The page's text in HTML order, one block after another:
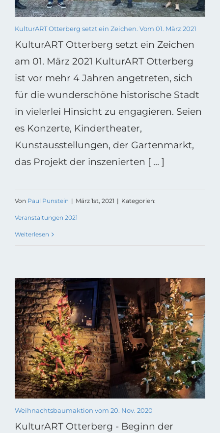
KulturART Otterberg setzt ein Zeichen. Vom 01. März 2021
KulturART Otterberg setzt ein Zeichen
am 01. März 2021 KulturART Otterberg
ist vor mehr 4 Jahren angetreten, sich
für die wunderschöne historische Stadt
in vielerlei Hinsicht zu engagieren. Seien
es Konzerte, Kindertheater,
Kunstausstellungen, der Gartenmarkt,
das Projekt der inszenierten [ ... ]
Von Paul Punstein | März 1st, 2021 | Kategorien:
Veranstaltungen 2021
Weiterlesen
Weihnachtsbaumaktion vom 20. Nov. 2020
KulturART Otterberg - Beginn der